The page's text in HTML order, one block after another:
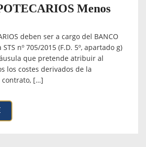
Menos
deben ser a cargo del BANCO
nº 705/2015 (F.D. 5º, apartado g)
que pretende atribuir al
los costes derivados de la
contrato, […]